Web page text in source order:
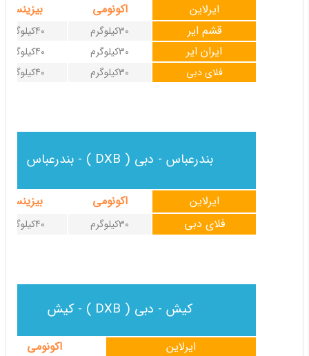
بیزینس اکونومی ایرلاین
40کیلوگرم 30کیلوگرم قشم ایر
40کیلوگرم 30کیلوگرم ایران ایر
40کیلوگرم 30کیلوگرم فلای دبی
بندرعباس - دبی ( DXB ) - بندرعباس
بیزینس اکونومی ایرلاین
40کیلوگرم 30کیلوگرم فلای دبی
کیش - دبی ( DXB ) - کیش
اکونومی ایرلاین